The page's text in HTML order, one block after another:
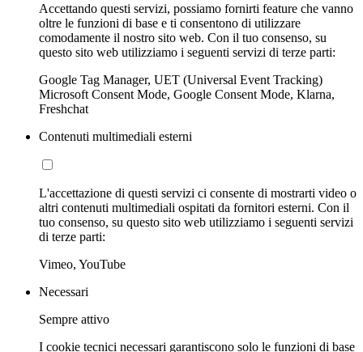
Accettando questi servizi, possiamo fornirti feature che vanno
oltre le funzioni di base e ti consentono di utilizzare
comodamente il nostro sito web. Con il tuo consenso, su
questo sito web utilizziamo i seguenti servizi di terze parti:
Google Tag Manager, UET (Universal Event Tracking)
Microsoft Consent Mode, Google Consent Mode, Klarna,
Freshchat
Contenuti multimediali esterni
L'accettazione di questi servizi ci consente di mostrarti video o
altri contenuti multimediali ospitati da fornitori esterni. Con il
tuo consenso, su questo sito web utilizziamo i seguenti servizi
di terze parti:
Vimeo, YouTube
Necessari
Sempre attivo
I cookie tecnici necessari garantiscono solo le funzioni di base